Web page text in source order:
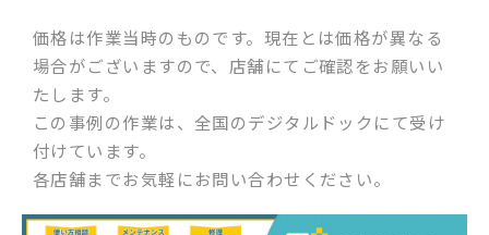
価格は作業当時のものです。現在とは価格が異なる
場合がございますので、店舗にてご確認をお願いい
たします。
この事例の作業は、全国のデジタルドックにて受け
付けています。
各店舗までお気軽にお問い合わせください。